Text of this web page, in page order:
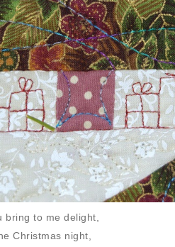
bring to me delight,
Christmas night,